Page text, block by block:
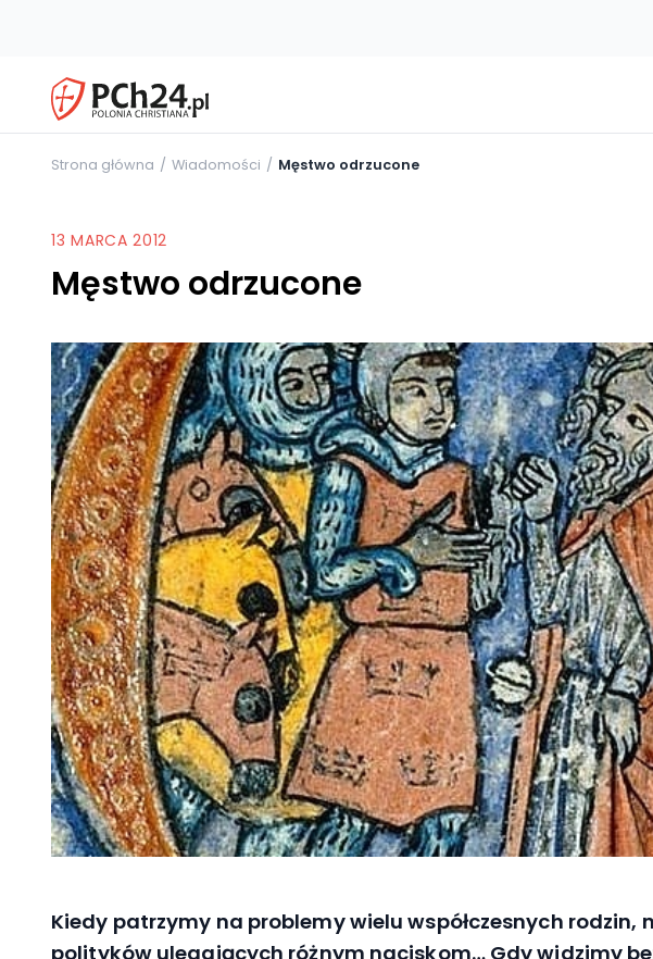
Strona główna Wiadomości Męstwo odrzucone
13 MARCA 2012
Męstwo odrzucone
Kiedy patrzymy na problemy wielu współczesnych rodzin,
polityków ulegających różnym naciskom… Gdy widzimy